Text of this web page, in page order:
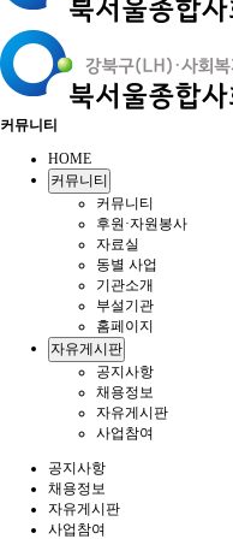
커뮤니티
HOME
커뮤니티
커뮤니티
후원·자원봉사
자료실
동별 사업
기관소개
부설기관
홈페이지
자유게시판
공지사항
채용정보
자유게시판
사업참여
공지사항
채용정보
자유게시판
사업참여